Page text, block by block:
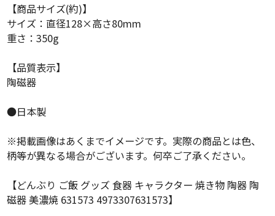
【商品サイズ(約)】
サイズ：直径128×高さ80mm
重さ：350g
【品質表示】
陶磁器
●日本製
※掲載画像はあくまでイメージです。実際の商品とは色、
柄等が異なる場合がございます。何卒ご了承ください。
【どんぶり ご飯 グッズ 食器 キャラクター 焼き物 陶器 陶
磁器 美濃焼 631573 4973307631573】